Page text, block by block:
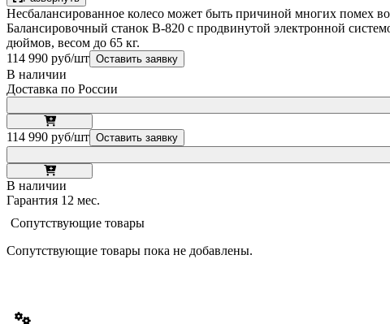
Несбалансированное колесо может быть причиной многих помех
Балансировочный станок В-820 с продвинутой электронной
дюймов, весом до 65 кг.
114 990 руб/шт Оставить заявку
В наличии
Доставка по России
114 990 руб/шт Оставить заявку
В наличии
Гарантия 12 мес.
Сопутствующие товары
Сопутствующие товары пока не добавлены.